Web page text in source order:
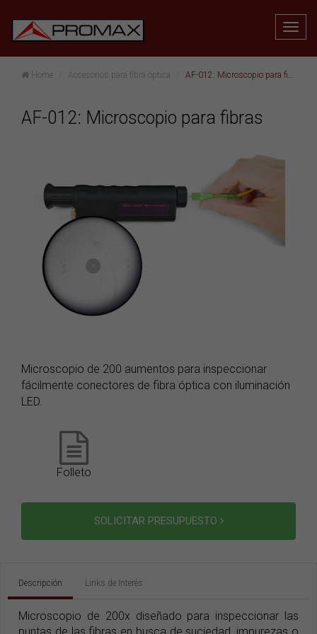
Home Accesorios para fibra óptica AF-012: Microscopio para fibras
AF-012: Microscopio para fibras
Microscopio de 200 aumentos para inspeccionar
fácilmente conectores de fibra óptica con iluminación
LED.
Folleto
SOLICITAR PRESUPUESTO
Descripción Links de Interés
Microscopio de 200x diseñado para inspeccionar las